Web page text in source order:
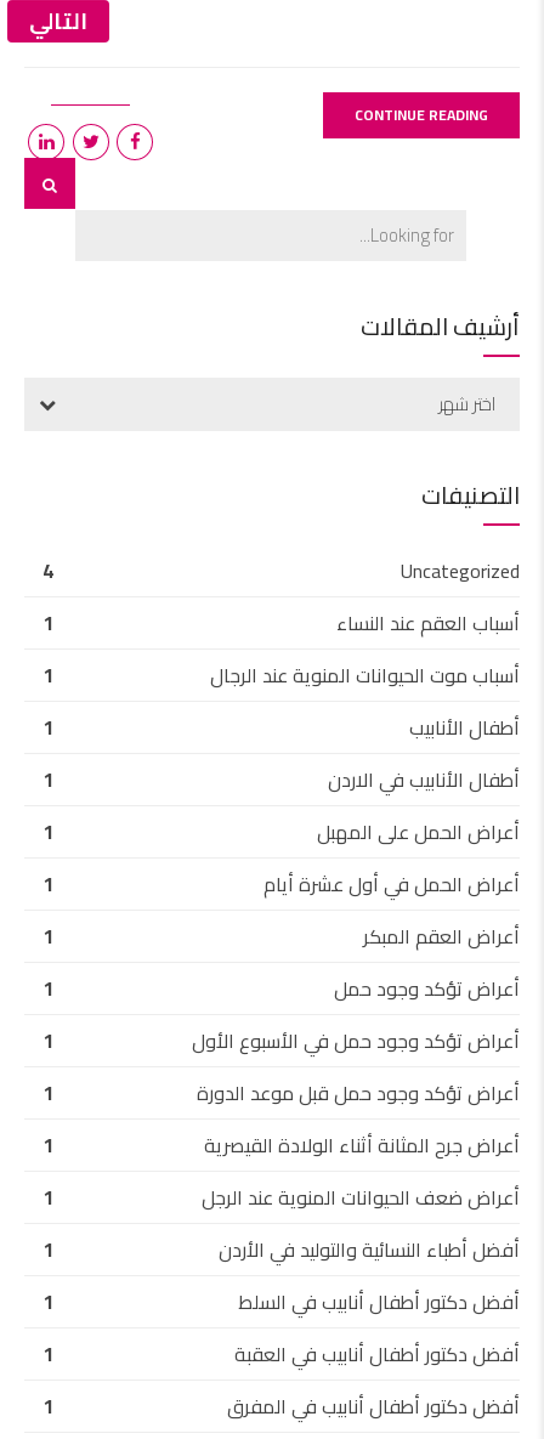
التالي
CONTINUE READING
أرشيف المقالات
اختر شهر
التصنيفات
Uncategorized
4
أسباب العقم عند النساء
1
أسباب موت الحيوانات المنوية عند الرجال
1
أطفال الأنابيب
1
أطفال الأنابيب في الاردن
1
أعراض الحمل على المهبل
1
أعراض الحمل في أول عشرة أيام
1
أعراض العقم المبكر
1
أعراض تؤكد وجود حمل
1
أعراض تؤكد وجود حمل في الأسبوع الأول
1
أعراض تؤكد وجود حمل قبل موعد الدورة
1
أعراض جرح المثانة أثناء الولادة القيصرية
1
أعراض ضعف الحيوانات المنوية عند الرجل
1
أفضل أطباء النسائية والتوليد في الأردن
1
أفضل دكتور أطفال أنابيب في السلط
1
أفضل دكتور أطفال أنابيب في العقبة
1
أفضل دكتور أطفال أنابيب في المفرق
1